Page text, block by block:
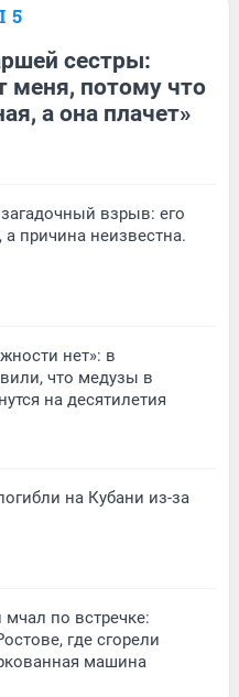
5
сестры:
меня, потому что
а она плачет»
взрыв: его
причина неизвестна.
нет»: в
что медузы в
на десятилетия
на Кубани из-за
по встречке:
где сгорели
машина